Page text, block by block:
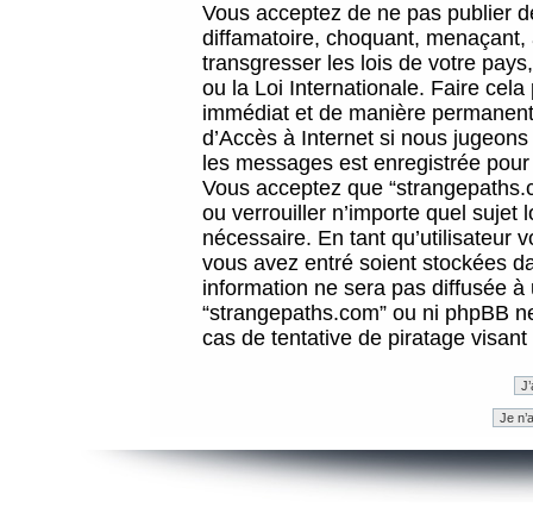
Vous acceptez de ne pas publier
diffamatoire, choquant,
transgresser les lois de votre
ou la Loi Internationale. Faire
immédiat et de manière
d’Accès à Internet si nous
les messages est enregistrée
Vous acceptez que
ou verrouiller n’importe quel sujet
nécessaire. En tant qu’utilisateur
vous avez entré soient stockées
information ne sera pas diffusée
“strangepaths.com” ou ni phpBB
cas de tentative de piratage